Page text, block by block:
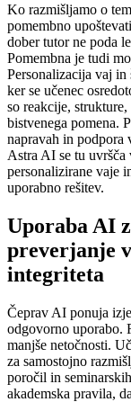
Ko razmišljamo o
pomembno
dober tutor ne poda
Pomembna je tudi
Personalizacija vaj
ker se učenec
so reakcije,
bistvenega pomena.
napravah in podpora
Astra AI se tu
personalizirane vaje
uporabno rešitev.
Uporaba AI
preverjanje
integriteta
Čeprav AI ponuja
odgovorno uporabo.
manjše netočnosti.
za samostojno
poročil in
akademska pravila,